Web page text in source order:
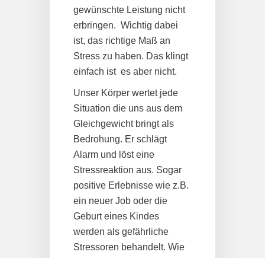
gewünschte Leistung nicht
erbringen. Wichtig dabei
ist, das richtige Maß an
Stress zu haben. Das klingt
einfach ist es aber nicht.
Unser Körper wertet jede
Situation die uns aus dem
Gleichgewicht bringt als
Bedrohung. Er schlägt
Alarm und löst eine
Stressreaktion aus. Sogar
positive Erlebnisse wie z.B.
ein neuer Job oder die
Geburt eines Kindes
werden als gefährliche
Stressoren behandelt. Wie